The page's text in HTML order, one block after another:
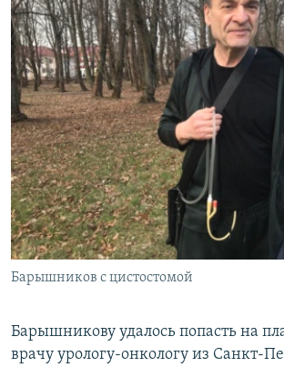
Барышников с цистостомой
Барышникову удалось попасть на
врачу урологу-онкологу из Санкт-